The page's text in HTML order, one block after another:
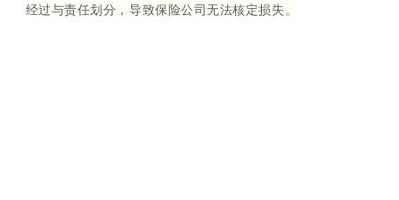
经过与责任划分，导致保险公司无法核定损失。